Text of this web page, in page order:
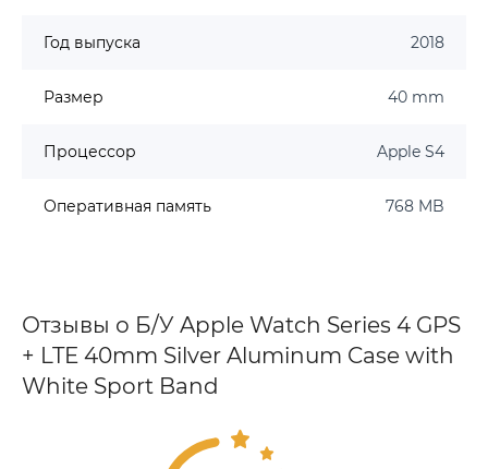
Год выпуска 2018
Размер 40 mm
Процессор Apple S4
Оперативная память 768 MB
Отзывы о Б/У Apple Watch Series 4 GPS
+ LTE 40mm Silver Aluminum Case with
White Sport Band